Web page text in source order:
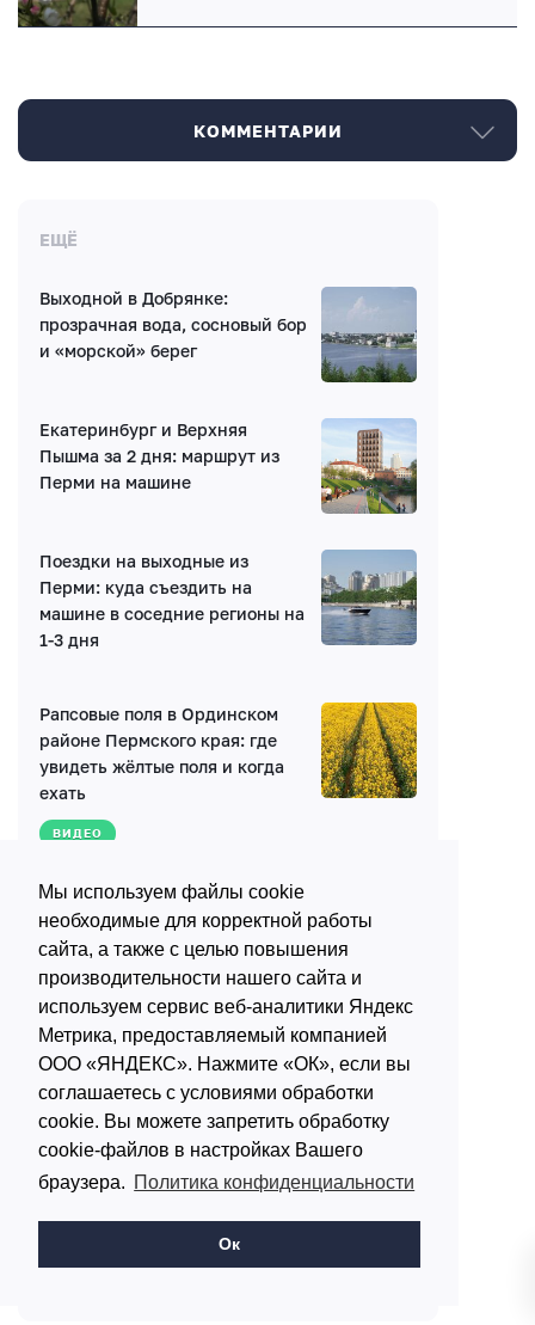
Мы используем файлы cookie
необходимые для корректной работы
сайта, а также с целью повышения
производительности нашего сайта и
используем сервис веб-аналитики Яндекс
Метрика, предоставляемый компанией
ООО «ЯНДЕКС». Нажмите «ОК», если вы
соглашаетесь с условиями обработки
cookie. Вы можете запретить обработку
cookie-файлов в настройках Вашего
браузера. Политика конфиденциальности
Ок
КОММЕНТАРИИ
Нет комментариев
Имя*
Получать уведомления об ответах
Ваш комментарий
Введите код:
ЕЩЁ
Выходной в Добрянке:
прозрачная вода, сосновый бор
и «морской» берег
Екатеринбург и Верхняя
Пышма за 2 дня: маршрут из
Перми на машине
Поездки на выходные из
Перми: куда съездить на
машине в соседние регионы на
1-3 дня
Рапсовые поля в Ординском
районе Пермского края: где
увидеть жёлтые поля и когда
ехать
ВИДЕО
Как выбрать базу отдыха: 12
критериев, скрытые проблемы
и безопасное бронирование
Автомобильный маршрут из
Перми в Уинское: водопад,
лебеди и старинная церковь